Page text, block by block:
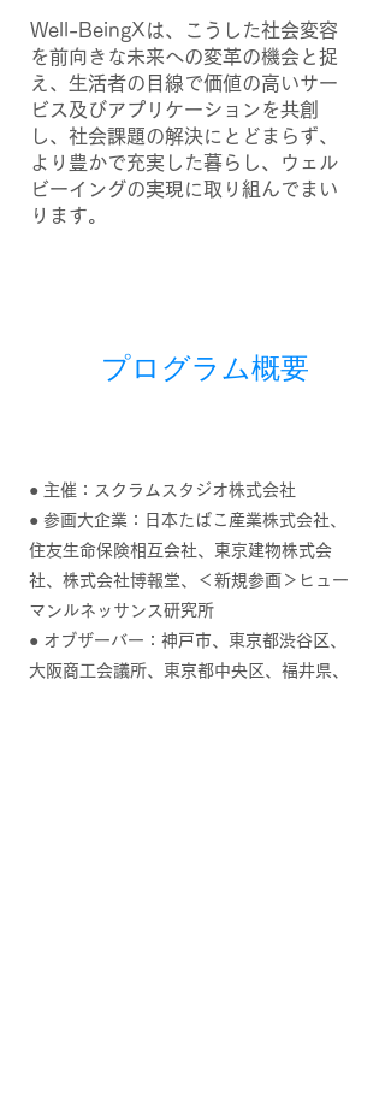
Well-BeingXは、こうした社会変容
を前向きな未来への変革の機会と捉
え、生活者の目線で価値の高いサー
ビス及びアプリケーションを共創
し、社会課題の解決にとどまらず、
より豊かで充実した暮らし、ウェル
ビーイングの実現に取り組んでまい
ります。
​プログラム概要
● 主催：スクラムスタジオ株式会社
● 参画大企業：日本たばこ産業株式会社、
住友生命保険相互会社、東京建物株式会
社、株式会社博報堂、＜新規参画＞ヒュー
マンルネッサンス研究所
● オブザーバー：神戸市、東京都渋谷区、
大阪商工会議所、東京都中央区、福井県、